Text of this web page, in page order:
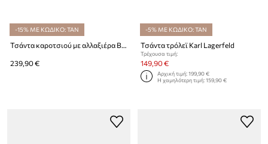
-15% ΜΕ ΚΩΔΙΚΟ: TAN
Τσάντα καροτσιού με αλλαξιέρα BOSS
239,90 €
-5% ΜΕ ΚΩΔΙΚΟ: TAN
Τσάντα τρόλεϊ Karl Lagerfeld
Τρέχουσα τιμή:
149,90 €
Αρχική τιμή:199,90 €
Η χαμηλότερη τιμή:159,90 €